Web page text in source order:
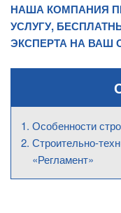
НАША КОМПАНИЯ
УСЛУГУ,
ЭКСПЕРТА НА ВАШ
Особенности
Строительно-
«Регламент»